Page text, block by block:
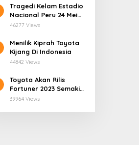
Provinsi Papua Tengah.
Tragedi Kelam Estadio
Nacional Peru 24 Mei
1964
46277 Views
Menilik Kiprah Toyota
Kijang Di Indonesia
44842 Views
Toyota Akan Rilis
Fortuner 2023 Semakin
User Friendly
39964 Views